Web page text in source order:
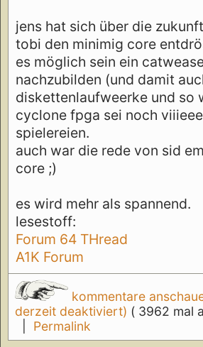
jens hat sich über die
tobi den minimig core
es möglich sein ein
nachzubilden (und damit
diskettenlaufweerke und so
cyclone fpga sei noch
spielereien.
auch war die rede von sid
core ;)
es wird mehr als spannend.
lesestoff:
Forum 64 THread
A1K Forum
kommentare
derzeit deaktiviert) ( 3962 mal
Permalink